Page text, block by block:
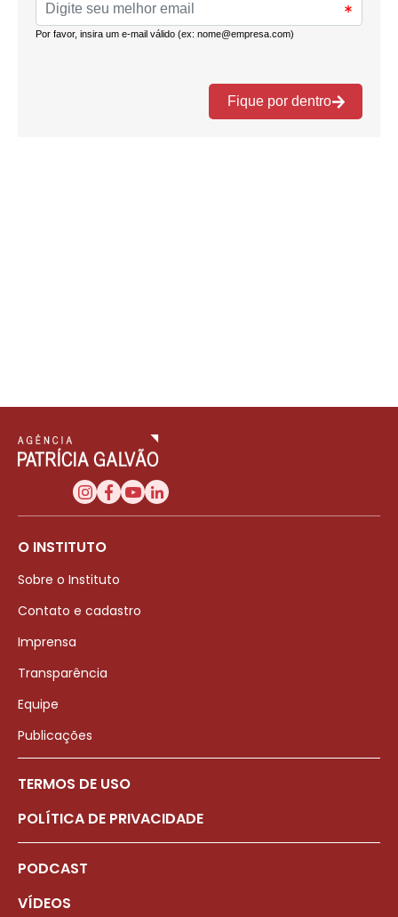
O INSTITUTO
Sobre o Instituto
Contato e cadastro
Imprensa
Transparência
Equipe
Publicações
TERMOS DE USO
POLÍTICA DE PRIVACIDADE
PODCAST
VÍDEOS